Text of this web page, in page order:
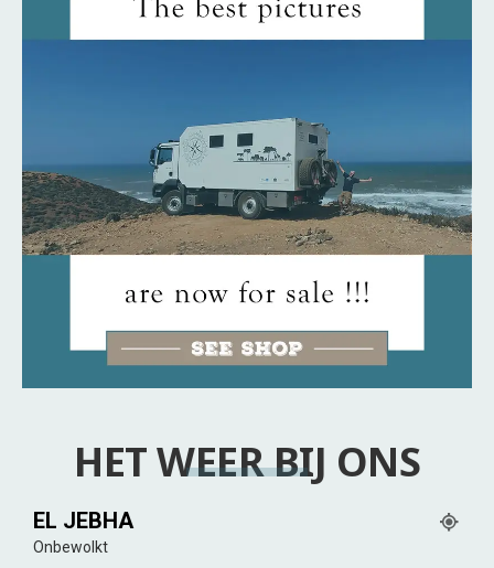
HET WEER BIJ ONS
EL JEBHA
Onbewolkt